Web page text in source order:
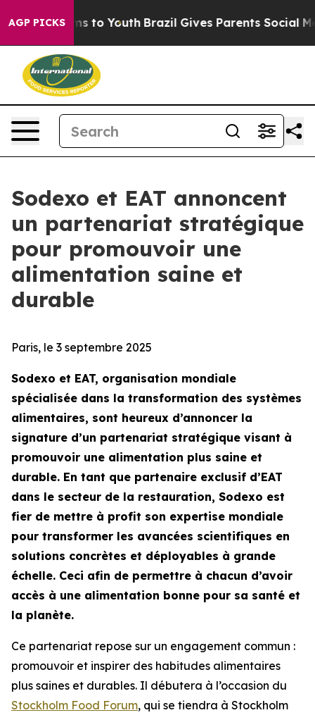
AGP PICKS
Harms to Youth Brazil Gives Parents Social
Sodexo et EAT annoncent
un partenariat stratégique
pour promouvoir une
alimentation saine et
durable
Paris, le 3 septembre 2025
Sodexo et EAT, organisation mondiale
spécialisée dans la transformation des systèmes
alimentaires, sont heureux d’annoncer la
signature d’un partenariat stratégique visant à
promouvoir une alimentation plus saine et
durable. En tant que partenaire exclusif d’EAT
dans le secteur de la restauration, Sodexo est
fier de mettre à profit son expertise mondiale
pour transformer les avancées scientifiques en
solutions concrètes et déployables à grande
échelle. Ceci afin de permettre à chacun d’avoir
accès à une alimentation bonne pour sa santé et
la planète.
Ce partenariat repose sur un engagement commun :
promouvoir et inspirer des habitudes alimentaires
plus saines et durables. Il débutera à l’occasion du
Stockholm Food Forum, qui se tiendra à Stockholm